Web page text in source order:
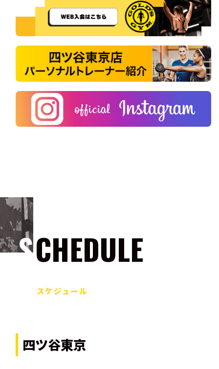
SCHEDULE
スケジュール
四ツ谷東京